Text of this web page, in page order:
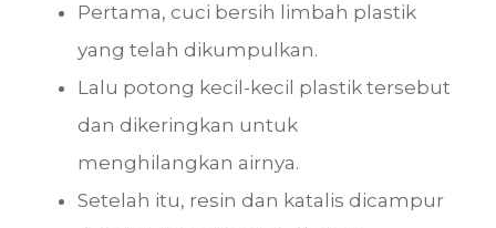
Pertama, cuci bersih limbah plastik
yang telah dikumpulkan.
Lalu potong kecil-kecil plastik tersebut
dan dikeringkan untuk
menghilangkan airnya.
Setelah itu, resin dan katalis dicampur